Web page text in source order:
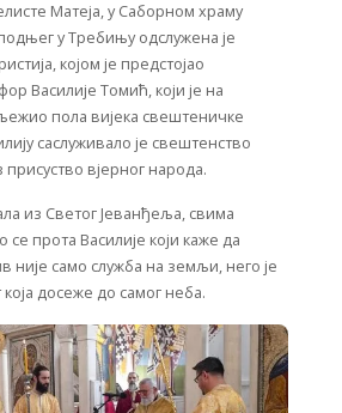
Матеја, у Саборном храму
у Требињу одслужена је
којом је предстојао
Василије Томић, који је на
пола вијека свештеничке
саслуживало је свештенство
вјерног народа.
из Светог Јеванђеља, свима
прота Василије који каже да
није само служба на земљи, него је
досеже до самог неба.